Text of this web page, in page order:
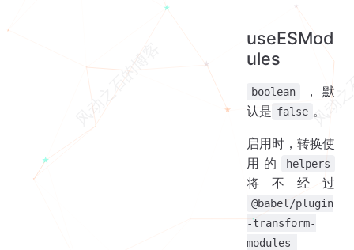
useESMod
ules
boolean
，默
认是 false 。
启用时，转换使
用的
helpers
将不经过
@babel/plugin
-transform-
modules-